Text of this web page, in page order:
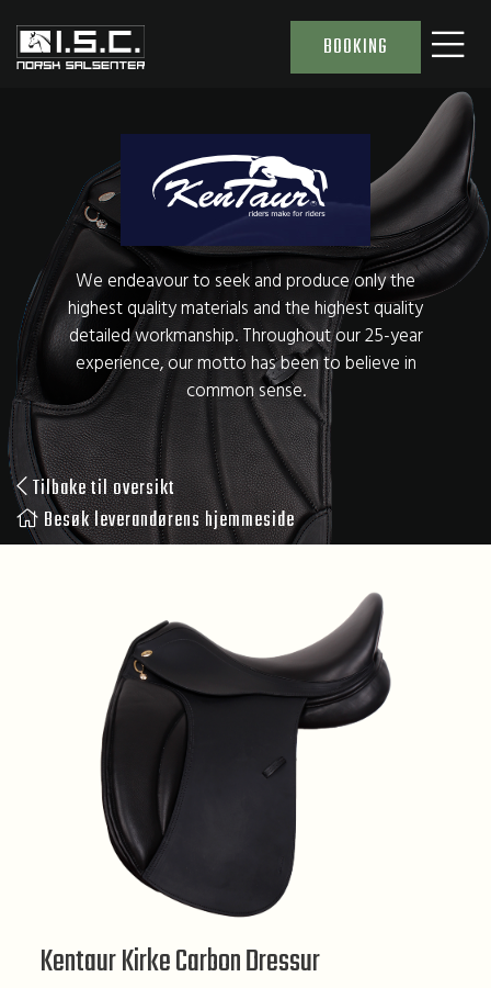
BOOKING
We endeavour to seek and produce only the
highest quality materials and the highest quality
detailed workmanship. Throughout our 25-year
experience, our motto has been to believe in
common sense.
Tilbake til oversikt
Besøk leverandørens hjemmeside
Kentaur Kirke Carbon Dressur